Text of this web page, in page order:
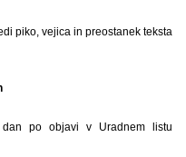
piko, vejica in preostanek teksta
po objavi v Uradnem listu